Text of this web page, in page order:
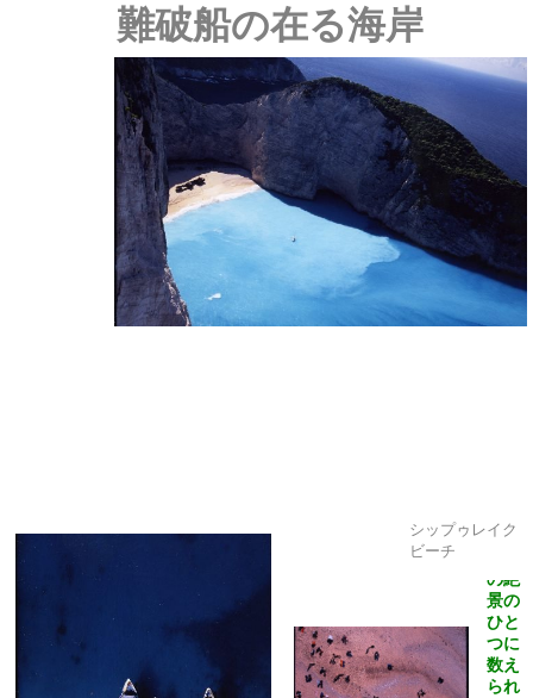
シップゥレイク
ビーチ
の絶
景の
ひと
つに
数え
られ
難破船の在る海岸